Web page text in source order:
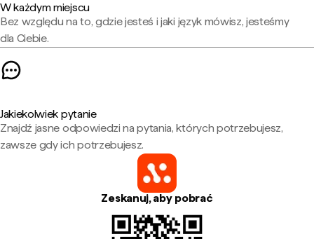
W każdym miejscu
Bez względu na to, gdzie jesteś i jaki język mówisz, jesteśmy
dla Ciebie.
Jakiekolwiek pytanie
Znajdź jasne odpowiedzi na pytania, których potrzebujesz,
zawsze gdy ich potrzebujesz.
Zeskanuj, aby pobrać